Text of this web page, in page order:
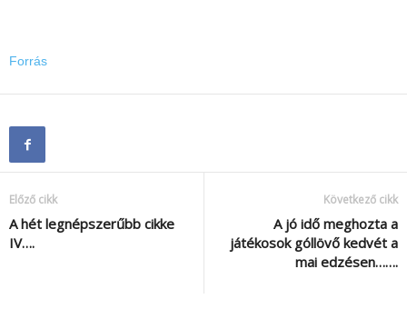
Forrás
Előző cikk
A hét legnépszerűbb cikke
IV….
Következő cikk
A jó idő meghozta a
játékosok góllövő kedvét a
mai edzésen…….